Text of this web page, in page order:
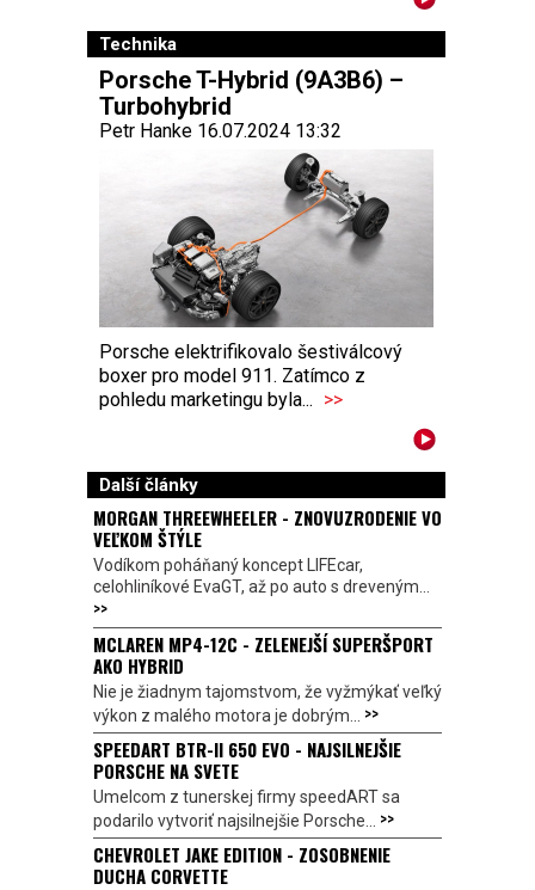
Technika
Porsche T-Hybrid (9A3B6) –
Turbohybrid
Petr Hanke 16.07.2024 13:32
Porsche elektrifikovalo šestiválcový
boxer pro model 911. Zatímco z
pohledu marketingu byla... >>
Další články
MORGAN THREEWHEELER - ZNOVUZRODENIE VO
VEĽKOM ŠTÝLE
Vodíkom poháňaný koncept LIFEcar,
celohliníkové EvaGT, až po auto s dreveným...
>>
MCLAREN MP4-12C - ZELENEJŠÍ SUPERŠPORT
AKO HYBRID
Nie je žiadnym tajomstvom, že vyžmýkať veľký
výkon z malého motora je dobrým... >>
SPEEDART BTR-II 650 EVO - NAJSILNEJŠIE
PORSCHE NA SVETE
Umelcom z tunerskej firmy speedART sa
podarilo vytvoriť najsilnejšie Porsche... >>
CHEVROLET JAKE EDITION - ZOSOBNENIE
DUCHA CORVETTE